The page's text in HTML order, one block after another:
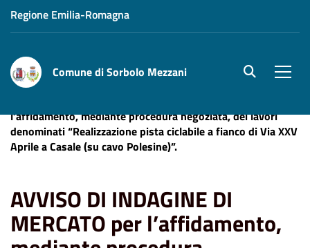
Regione Emilia-Romagna
Comune di Sorbolo Mezzani site.searc
l’affidamento, mediante procedura negoziata, dei lavori
denominati “Realizzazione pista ciclabile a fianco di Via XXV
Aprile a Casale (su cavo Polesine)”.
AVVISO DI INDAGINE DI
MERCATO per l’affidamento,